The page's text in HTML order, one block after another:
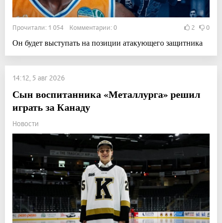
Прочитали: 1 054 Комментарии: 0 2 0
Он будет выступать на позиции атакующего защитника
14:12, 5 авг 2026
Сын воспитанника «Металлурга» решил
играть за Канаду
Новости